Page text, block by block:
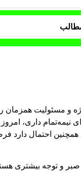
و مسئولیت همزمان
نیمه‌تمام داری،
احتمال دارد
صبر و توجه بیشتری